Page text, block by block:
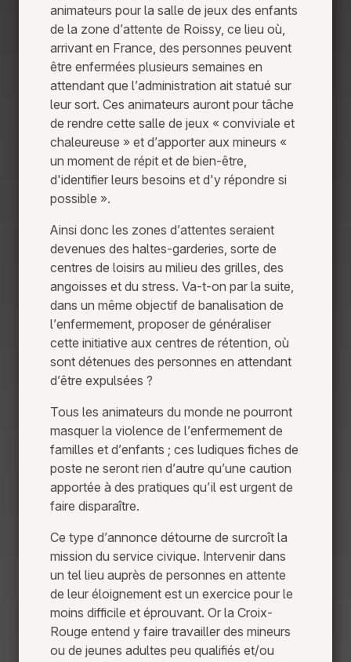
animateurs pour la salle de jeux des enfants
de la zone d’attente de Roissy, ce lieu où,
arrivant en France, des personnes peuvent
être enfermées plusieurs semaines en
attendant que l’administration ait statué sur
leur sort. Ces animateurs auront pour tâche
de rendre cette salle de jeux « conviviale et
chaleureuse » et d’apporter aux mineurs «
un moment de répit et de bien-être,
d'identifier leurs besoins et d'y répondre si
possible ».
Ainsi donc les zones d’attentes seraient
devenues des haltes-garderies, sorte de
centres de loisirs au milieu des grilles, des
angoisses et du stress. Va-t-on par la suite,
dans un même objectif de banalisation de
l’enfermement, proposer de généraliser
cette initiative aux centres de rétention, où
sont détenues des personnes en attendant
d’être expulsées ?
Tous les animateurs du monde ne pourront
masquer la violence de l’enfermement de
familles et d’enfants ; ces ludiques fiches de
poste ne seront rien d’autre qu’une caution
apportée à des pratiques qu’il est urgent de
faire disparaître.
Ce type d’annonce détourne de surcroît la
mission du service civique. Intervenir dans
un tel lieu auprès de personnes en attente
de leur éloignement est un exercice pour le
moins difficile et éprouvant. Or la Croix-
Rouge entend y faire travailler des mineurs
ou de jeunes adultes peu qualifiés et/ou